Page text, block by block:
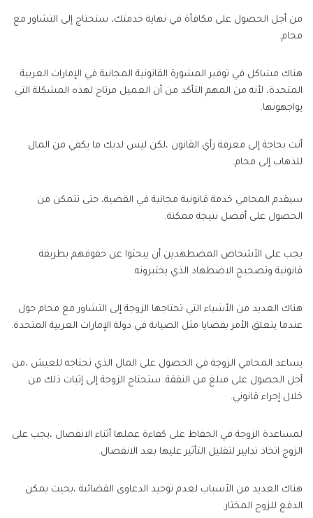
من أجل الحصول على مكافأة في نهاية خدمتك، ستحتاج إلى التشاور مع
محام.
هناك مشاكل في توفير المشورة القانونية المجانية في الإمارات العربية
المتحدة، لأنه من المهم التأكد من أن العميل مرتاح لهذه المشكلة التي
يواجهونها.
أنت بحاجة إلى معرفة رأي القانون ،لكن ليس لديك ما يكفي من المال
للذهاب إلى محام.
سيقدم المحامي خدمة قانونية مجانية في القضية، حتى تتمكن من
الحصول على أفضل نتيجة ممكنة.
يجب على الأشخاص المضطهدين أن يبحثوا عن حقوقهم بطريقة
قانونية وتصحيح الاضطهاد الذي يختبرونه.
هناك العديد من الأشياء التي تحتاجها الزوجة إلى التشاور مع محام حول
عندما يتعلق الأمر بقضايا مثل الصيانة في دولة الإمارات العربية المتحدة.
يساعد المحامي الزوجة في الحصول على المال الذي تحتاجه للعيش ،من
أجل الحصول على مبلغ من النفقة. ستحتاج الزوجة إلى إثبات ذلك من
خلال إجراء قانوني.
لمساعدة الزوجة في الحفاظ على كفاءة عملها أثناء الانفصال ،يجب على
الزوج اتخاذ تدابير لتقليل التأثير عليها بعد الانفصال.
هناك العديد من الأسباب لعدم توحيد الدعاوى القضائية ،بحيث يمكن
الدفع للزوج المختار.